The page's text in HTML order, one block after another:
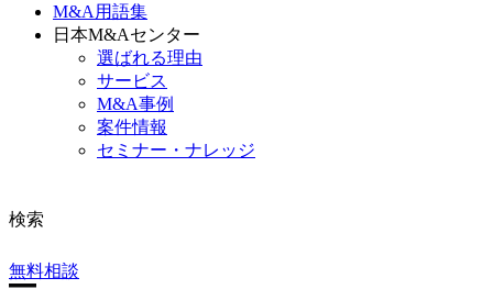
M&A用語集
日本M&Aセンター
選ばれる理由
サービス
M&A事例
案件情報
セミナー・ナレッジ
検索
無料相談